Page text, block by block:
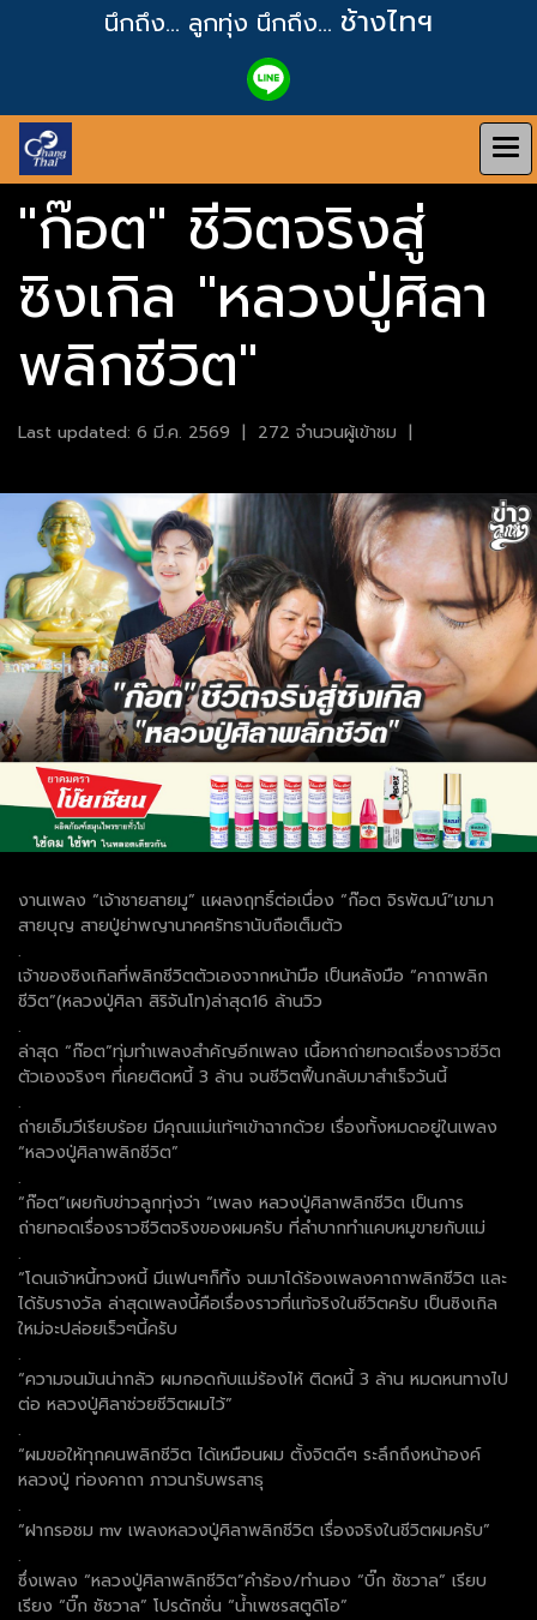
นึกถึง... ลูกทุ่ง นึกถึง... ช้างไทฯ
"ก๊อต" ชีวิตจริงสู่
ซิงเกิล "หลวงปู่ศิลา
พลิกชีวิต"
Last updated: 6 มี.ค. 2569 | 272 จำนวนผู้เข้าชม |
งานเพลง “เจ้าชายสายมู” แผลงฤทธิ์ต่อเนื่อง “ก๊อต จิรพัฒน์”เขามา
สายบุญ สายปู่ย่าพญานาคศรัทธานับถือเต็มตัว
.
เจ้าของซิงเกิลที่พลิกชีวิตตัวเองจากหน้ามือ เป็นหลังมือ “คาถาพลิก
ชีวิต”(หลวงปู่ศิลา สิริจันโท)ล่าสุด16 ล้านวิว
.
ล่าสุด “ก๊อต”ทุ่มทำเพลงสำคัญอีกเพลง เนื้อหาถ่ายทอดเรื่องราวชีวิต
ตัวเองจริงๆ ที่เคยติดหนี้ 3 ล้าน จนชีวิตฟื้นกลับมาสำเร็จวันนี้
.
ถ่ายเอ็มวีเรียบร้อย มีคุณแม่แท้ๆเข้าฉากด้วย เรื่องทั้งหมดอยู่ในเพลง
“หลวงปู่ศิลาพลิกชีวิต”
.
“ก๊อต”เผยกับข่าวลูกทุ่งว่า “เพลง หลวงปู่ศิลาพลิกชีวิต เป็นการ
ถ่ายทอดเรื่องราวชีวิตจริงของผมครับ ที่ลำบากทำแคบหมูขายกับแม่
.
“โดนเจ้าหนี้ทวงหนี้ มีแฟนๆก็ทิ้ง จนมาได้ร้องเพลงคาถาพลิกชีวิต และ
ได้รับรางวัล ล่าสุดเพลงนี้คือเรื่องราวที่แท้จริงในชีวิตครับ เป็นซิงเกิล
ใหม่จะปล่อยเร็วๆนี้ครับ
.
“ความจนมันน่ากลัว ผมกอดกับแม่ร้องไห้ ติดหนี้ 3 ล้าน หมดหนทางไป
ต่อ หลวงปู่ศิลาช่วยชีวิตผมไว้”
.
“ผมขอให้ทุกคนพลิกชีวิต ได้เหมือนผม ตั้งจิตดีๆ ระลึกถึงหน้าองค์
หลวงปู่ ท่องคาถา ภาวนารับพรสาธุ
.
“ฝากรอชม mv เพลงหลวงปู่ศิลาพลิกชีวิต เรื่องจริงในชีวิตผมครับ”
.
ซึ่งเพลง “หลวงปู่ศิลาพลิกชีวิต”คำร้อง/ทำนอง “บิ๊ก ชัชวาล” เรียบ
เรียง “บิ๊ก ชัชวาล” โปรดักชั่น “น้ำเพชรสตูดิโอ”